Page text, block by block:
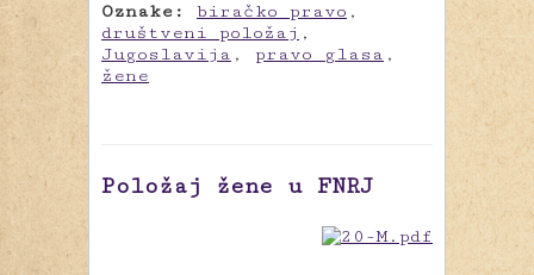
Oznake: biračko pravo ,
društveni položaj ,
Jugoslavija , pravo glasa ,
žene
Položaj žene u FNRJ